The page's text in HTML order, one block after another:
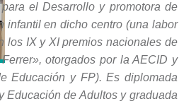
el Desarrollo y promotora de
infantil en dicho centro (una labor
los IX y XI premios nacionales de
otorgados por la AECID y
Educación y FP). Es diplomada
Educación de Adultos y graduada